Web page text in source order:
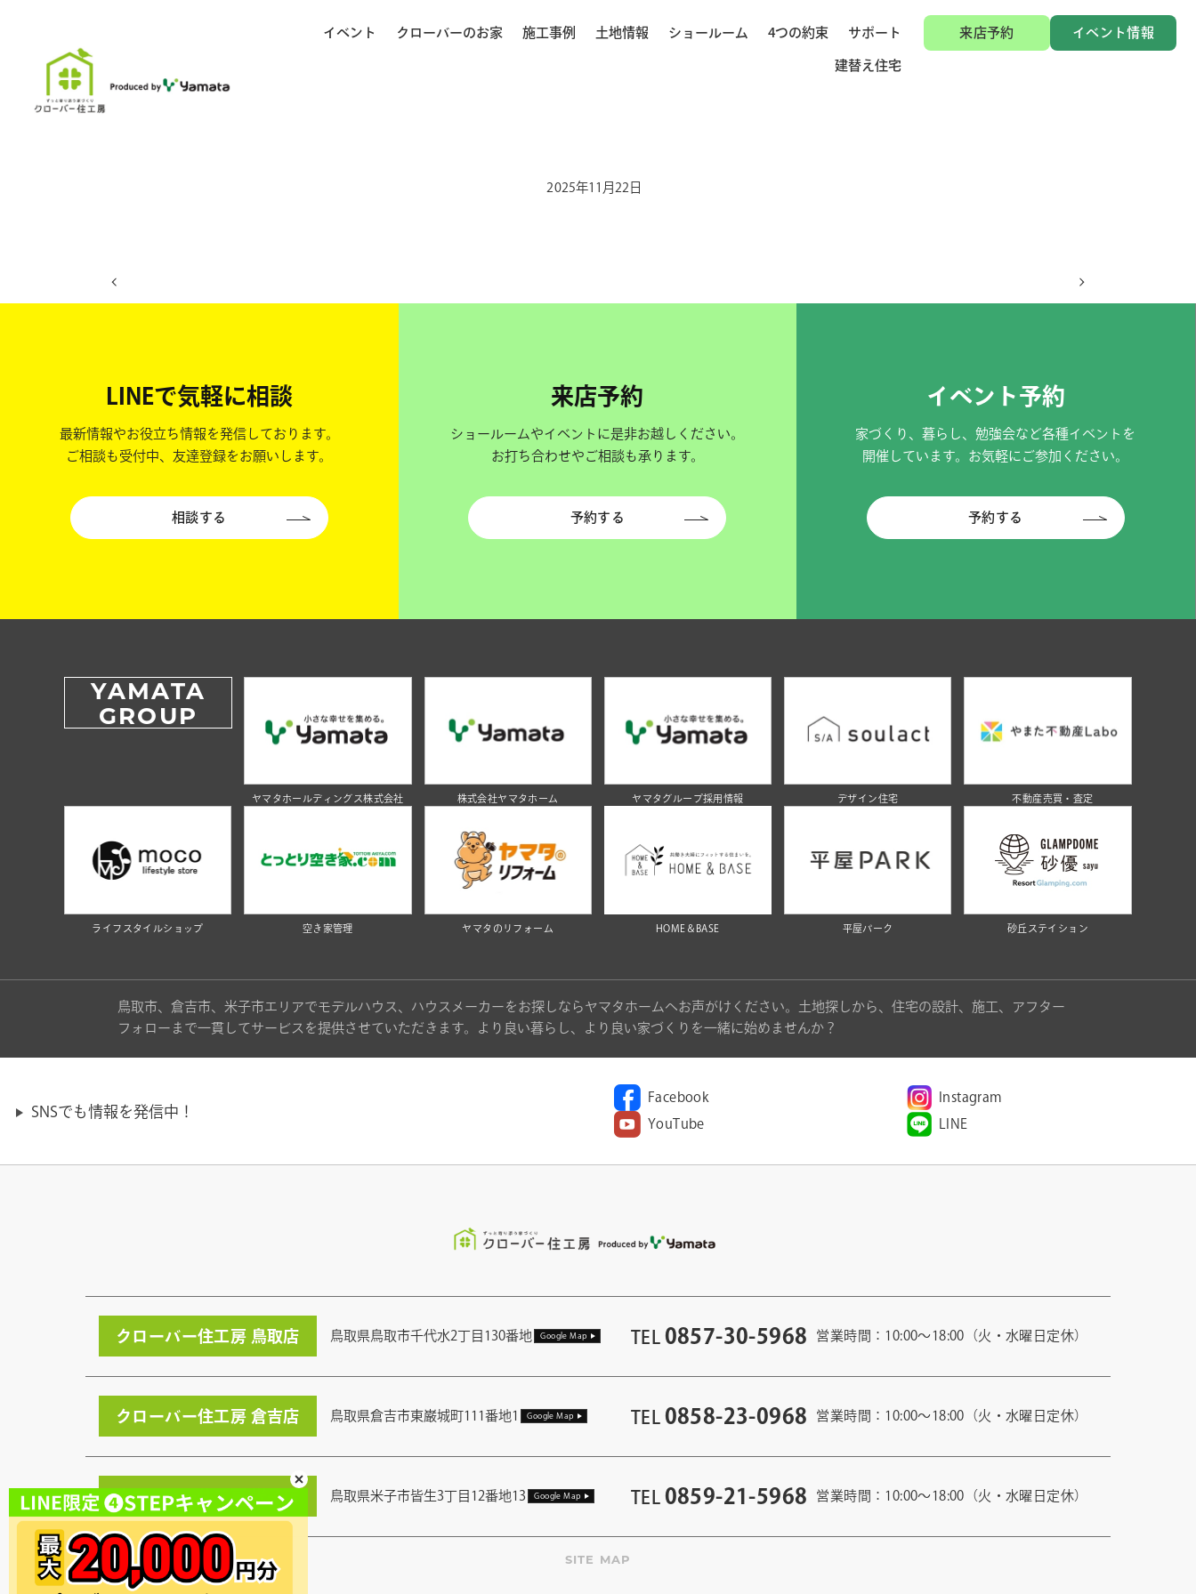
イベント クローバーのお家 施工事例 土地情報 ショールーム 4つの約束 サポート
建替え住宅
来店予約 イベント情報
ホーム イベント日程
2025年11月22日
LINEで気軽に相談
最新情報やお役立ち情報を発信しております。
ご相談も受付中、友達登録をお願いします。
相談する
来店予約
ショールームやイベントに是非お越しください。
お打ち合わせやご相談も承ります。
予約する
イベント予約
家づくり、暮らし、勉強会など各種イベントを
開催しています。お気軽にご参加ください。
予約する
YAMATA
GROUP
ヤマタホールディングス株式会社 株式会社ヤマタホーム ヤマタグループ採用情報 デザイン住宅 不動産売買・査定
ライフスタイルショップ 空き家管理 ヤマタのリフォーム HOME＆BASE 平屋パーク 砂丘ステイション
鳥取市、倉吉市、米子市エリアでモデルハウス、ハウスメーカーをお探しならヤマタホームへお声がけください。土地探しから、住宅の設計、施工、アフター
フォローまで一貫してサービスを提供させていただきます。より良い暮らし、より良い家づくりを一緒に始めませんか？
SNSでも情報を発信中！
Facebook
Instagram
YouTube
LINE
クローバー住工房 鳥取店 鳥取県鳥取市千代水2丁目130番地 Google Map TEL 0857-30-5968 営業時間：10:00〜18:00（火・水曜日定休）
クローバー住工房 倉吉店 鳥取県倉吉市東巌城町111番地1 Google Map TEL 0858-23-0968 営業時間：10:00〜18:00（火・水曜日定休）
クローバー住工房 米子店 鳥取県米子市皆生3丁目12番地13 Google Map TEL 0859-21-5968 営業時間：10:00〜18:00（火・水曜日定休）
SITE MAP